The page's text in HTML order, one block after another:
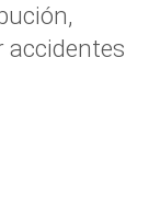
accidentes